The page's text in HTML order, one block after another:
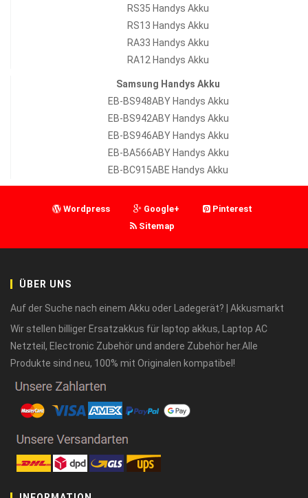
RS35 Handys Akku
RS13 Handys Akku
RA33 Handys Akku
RA12 Handys Akku
Samsung Handys Akku
EB-BS948ABY Handys Akku
EB-BS942ABY Handys Akku
EB-BS946ABY Handys Akku
EB-BA566ABY Handys Akku
EB-BC915ABE Handys Akku
Wordpress Google+
Pinterest
Sitemap
ÜBER UNS
Auf der Suche nach einem Akku oder Ladegerät? | Akkusmarkt
Wir stellen billiger Ersatzakkus für laptop akkus, Laptop AC
Netzteil, Electronic Zubehör und andere Zubehör her.Alle
Produkte sind neu, 100% mit Originalen kompatibel!